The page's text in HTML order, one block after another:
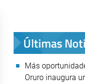
Últimas
Más
Oruro inaugura